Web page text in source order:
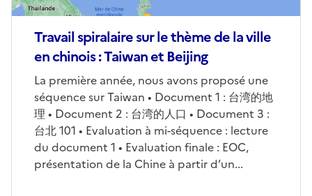
Travail spiralaire sur le thème de la ville
en chinois : Taiwan et Beijing
Corps
La première année, nous avons proposé une
séquence sur Taiwan • Document 1 : 台湾的地
理 • Document 2 : 台湾的人口 • Document 3 :
台北 101 • Evaluation à mi-séquence : lecture
du document 1 • Evaluation finale : EOC,
présentation de la Chine à partir d’un...